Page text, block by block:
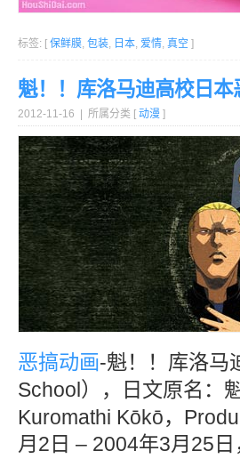
标签: [ 保鲜膜, 包装, 日本, 爱情, 真空 ]
魁！！库洛马迪高校日本
2012-11-16 | 所属分类 [ 动漫 ]
恶搞动画-魁！！库洛马
School），日文原名：
Kuromathi Kōkō，
月2日 – 2004年3月25日